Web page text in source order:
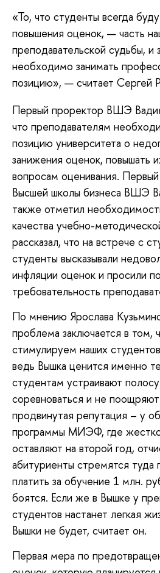
«То, что студенты всегда
повышения оценок, — часть
преподавательской судьбы, и
необходимо занимать
позицию», — считает Сергей
Первый проректор ВШЭ
что преподавателям
позицию университета о
занижения оценок, повышать
вопросам оценивания.
Высшей школы бизнеса ВШЭ
также отметил
качества учебно-
рассказал, что на встрече с
студенты высказывали
инфляции оценок и просили
требовательность
По мнению Ярослава
проблема заключается в том,
стимулируем наших
ведь Вышка ценится именно
студентам устраивают
соревноваться и не
продвинутая репутация – у
программы МИЭФ, где
оставляют на второй год,
абитуриенты стремятся туда
платить за обучение 1 млн.
боятся. Если же в Вышке у
студентов настанет легкая
Вышки не будет, считает он.
Первая мера по